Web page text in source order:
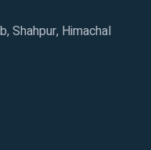
Shahpur, Himachal